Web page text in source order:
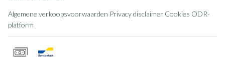
Algemene verkoopsvoorwaarden Privacy disclaimer Cookies ODR-
platform